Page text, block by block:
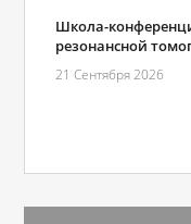
Школа-
резонансной
21 Сентября 2026